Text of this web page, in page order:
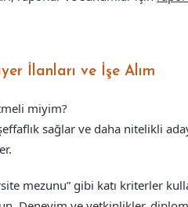
İlanları ve İşe Alım
miyim?
sağlar ve daha nitelikli
mezunu” gibi katı kriterler